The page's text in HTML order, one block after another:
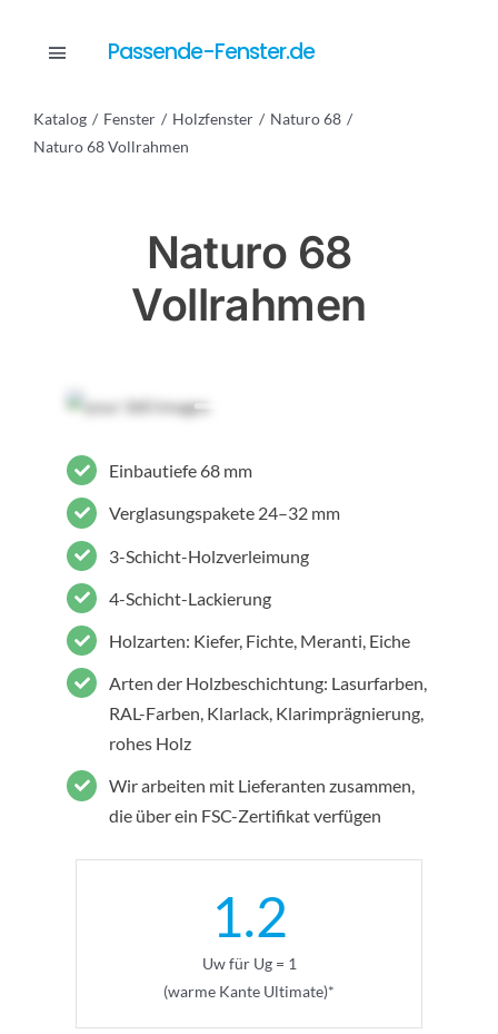
Toggle
Anfrage
Passende-Fenster.de
Katalog Fenster Holzfenster
Naturo 68
Naturo 68 Vollrahmen
Naturo 68
Vollrahmen
Einbautiefe 68 mm
Verglasungspakete 24–32 mm
3-Schicht-Holzverleimung
4-Schicht-Lackierung
Holzarten: Kiefer, Fichte, Meranti, Eiche
Arten der Holzbeschichtung: Lasurfarben,
RAL-Farben, Klarlack, Klarimprägnierung,
rohes Holz
Wir arbeiten mit Lieferanten zusammen,
die über ein FSC-Zertifikat verfügen
1.2
Uw für Ug = 1
(warme Kante Ultimate)*